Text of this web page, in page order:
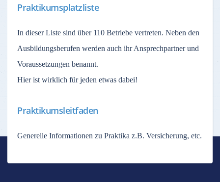
Praktikumsplatzliste
In dieser Liste sind über 110 Betriebe vertreten. Neben den
Ausbildungsberufen werden auch ihr Ansprechpartner und
Voraussetzungen benannt.
Hier ist wirklich für jeden etwas dabei!
Praktikumsleitfaden
Generelle Informationen zu Praktika z.B. Versicherung, etc.